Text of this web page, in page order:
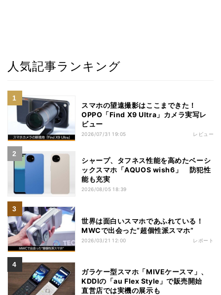
人気記事ランキング
スマホの望遠撮影はここまできた！
OPPO「Find X9 Ultra」カメラ実写レ
ビュー
2026/07/31 19:05 レビュー
シャープ、タフネス性能を高めたベーシ
ックスマホ「AQUOS wish6」 防犯性
能も充実
2026/08/05 18:39
世界は面白いスマホであふれている！
MWCで出会った“超個性派スマホ”
2026/03/21 12:00 レポート
ガラケー型スマホ「MIVEケースマ」、
KDDIの「au Flex Style」で販売開始
直営店では実機の展示も